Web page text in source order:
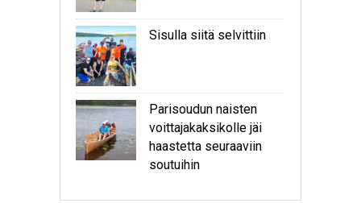
Sisulla siitä selvittiin
Parisoudun naisten
voittajakaksikolle jäi
haastetta seuraaviin
soutuihin